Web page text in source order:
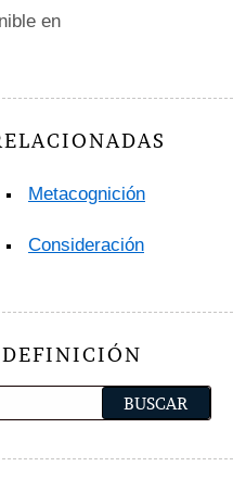
en
Metacognición
Consideración
DEFINICIÓN